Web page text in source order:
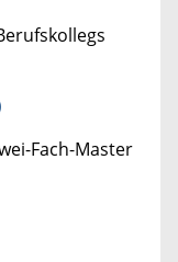
Fach-Master